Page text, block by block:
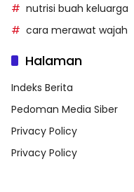
nutrisi buah keluarga
cara merawat wajah
Halaman
Indeks Berita
Pedoman Media Siber
Privacy Policy
Privacy Policy